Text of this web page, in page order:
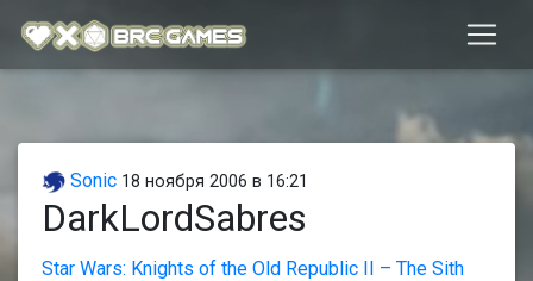
Sonic 18 ноября 2006 в 16:21
DarkLordSabres
Star Wars: Knights of the Old Republic II – The Sith